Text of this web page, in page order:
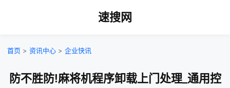
速搜网
首页 > 资讯中心 > 企业快讯
防不胜防!麻将机程序卸载上门处理_通用控